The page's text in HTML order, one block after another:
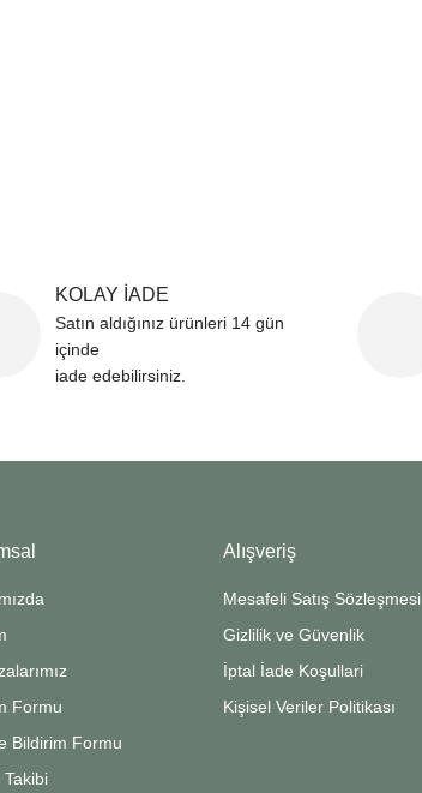
KOLAY İADE
Satın aldığınız ürünleri 14 gün
içinde
iade edebilirsiniz.
Formu
Bildirim Formu
Takibi
Alışveriş
Mesafeli Satış Sözleşmesi
Gizlilik ve Güvenlik
İptal İade Koşullari
Kişisel Veriler Politikası